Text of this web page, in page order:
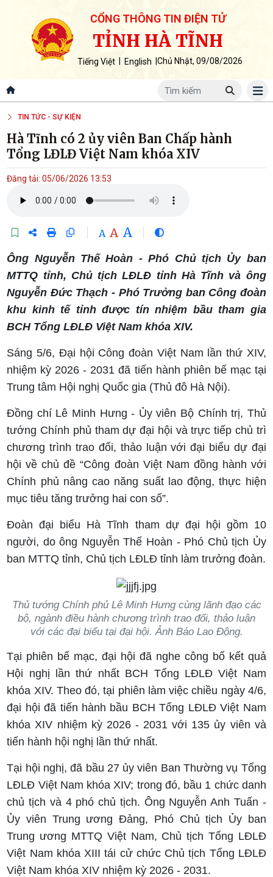
CỔNG THÔNG TIN ĐIỆN TỬ
TỈNH HÀ TĨNH
Tiếng Việt English Chủ Nhật, 09/08/2026
TIN TỨC - SỰ KIỆN
Hà Tĩnh có 2 ủy viên Ban Chấp hành
Tổng LĐLĐ Việt Nam khóa XIV
Đăng tải: 05/06/2026 13:53
A A A
Ông Nguyễn Thế Hoàn - Phó Chủ tịch Ủy ban
MTTQ tỉnh, Chủ tịch LĐLĐ tỉnh Hà Tĩnh và ông
Nguyễn Đức Thạch - Phó Trưởng ban Công đoàn
khu kinh tế tỉnh được tín nhiệm bầu tham gia
BCH Tổng LĐLĐ Việt Nam khóa XIV.
Sáng 5/6, Đại hội Công đoàn Việt Nam lần thứ XIV,
nhiệm kỳ 2026 - 2031 đã tiến hành phiên bế mạc tại
Trung tâm Hội nghị Quốc gia (Thủ đô Hà Nội).
Đồng chí Lê Minh Hưng - Ủy viên Bộ Chính trị, Thủ
tướng Chính phủ tham dự đại hội và trực tiếp chủ trì
chương trình trao đổi, thảo luận với đại biểu dự đại
hội về chủ đề “Công đoàn Việt Nam đồng hành với
Chính phủ nâng cao năng suất lao động, thực hiện
mục tiêu tăng trưởng hai con số”.
Đoàn đại biểu Hà Tĩnh tham dự đại hội gồm 10
người, do ông Nguyễn Thế Hoàn - Phó Chủ tịch Ủy
ban MTTQ tỉnh, Chủ tịch LĐLĐ tỉnh làm trưởng đoàn.
Thủ tướng Chính phủ Lê Minh Hưng cùng lãnh đạo các
bộ, ngành điều hành chương trình trao đổi, thảo luận
với các đại biểu tại đại hội. Ảnh Báo Lao Động.
Tại phiên bế mạc, đại hội đã nghe công bố kết quả
Hội nghị lần thứ nhất BCH Tổng LĐLĐ Việt Nam
khóa XIV. Theo đó, tại phiên làm việc chiều ngày 4/6,
đại hội đã tiến hành bầu BCH Tổng LĐLĐ Việt Nam
khóa XIV nhiệm kỳ 2026 - 2031 với 135 ủy viên và
tiến hành hội nghị lần thứ nhất.
Tại hội nghị, đã bầu 27 ủy viên Ban Thường vụ Tổng
LĐLĐ Việt Nam khóa XIV; trong đó, bầu 1 chức danh
chủ tịch và 4 phó chủ tịch. Ông Nguyễn Anh Tuấn -
Ủy viên Trung ương Đảng, Phó Chủ tịch Ủy ban
Trung ương MTTQ Việt Nam, Chủ tịch Tổng LĐLĐ
Việt Nam khóa XIII tái cử chức Chủ tịch Tổng LĐLĐ
Việt Nam khóa XIV nhiệm kỳ 2026 - 2031.